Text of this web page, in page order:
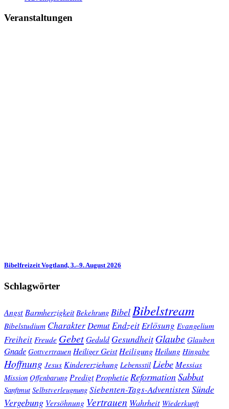
Veranstaltungen
Bibelfreizeit Vogtland, 3.–9. August 2026
Schlagwörter
Angst Barmherzigkeit Bekehrung Bibel Bibelstream
Bibelstudium Charakter Demut EndzeitErlösung Evangelium
Freiheit Freude GebetGeduld Gesundheit Glaube Glauben
Gnade Gottvertrauen Heiliger Geist Heiligung Heilung Hingabe
Hoffnung Jesus Kindererziehung Lebensstil Liebe Messias
Mission Offenbarung Predigt Prophetie ReformationSabbat
Sanftmut Selbstverleugnung Siebenten-Tags-Adventisten Sünde
Vergebung Versöhnung Vertrauen Wahrheit Wiederkunft